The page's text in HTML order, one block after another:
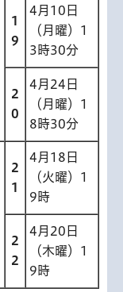
1
9
4月10日
（月曜）1
3時30分
2
0
4月24日
（月曜）1
8時30分
2
1
4月18日
（火曜）1
9時
2
2
4月20日
（木曜）1
9時